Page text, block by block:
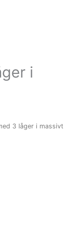
i
3 låger i massivt